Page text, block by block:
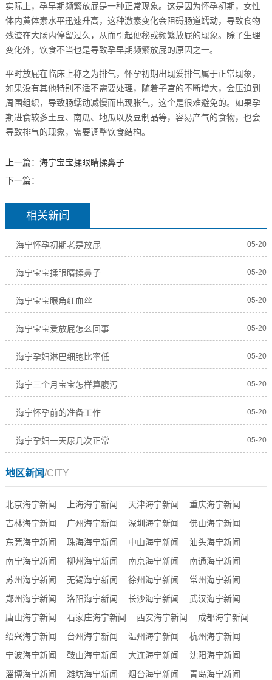
实际上，孕早期频繁放屁是一种正常现象。这是因为怀孕初期，女性
体内黄体素水平迅速升高，这种激素变化会阻碍肠道蠕动，导致食物
残渣在大肠内停留过久，从而引起便秘或频繁放屁的现象。除了生理
变化外，饮食不当也是导致孕早期频繁放屁的原因之一。
平时放屁在临床上称之为排气，怀孕初期出现爱排气属于正常现象，
如果没有其他特别不适不需要处理，随着子宫的不断增大，会压迫到
周围组织，导致肠蠕动减慢而出现胀气，这个是很难避免的。如果孕
期进食较多土豆、南瓜、地瓜以及豆制品等，容易产气的食物，也会
导致排气的现象，需要调整饮食结构。
上一篇： 海宁宝宝揉眼睛揉鼻子
下一篇：
相关新闻
海宁怀孕初期老是放屁 05-20
海宁宝宝揉眼睛揉鼻子 05-20
海宁宝宝眼角红血丝 05-20
海宁宝宝爱放屁怎么回事 05-20
海宁孕妇淋巴细胞比率低 05-20
海宁三个月宝宝怎样算腹泻 05-20
海宁怀孕前的准备工作 05-20
海宁孕妇一天尿几次正常 05-20
地区新闻/CITY
北京海宁新闻 上海海宁新闻 天津海宁新闻
重庆海宁新闻
吉林海宁新闻
广州海宁新闻 深圳海宁新闻
佛山海宁新闻
东莞海宁新闻
珠海海宁新闻 中山海宁新闻
汕头海宁新闻
南宁海宁新闻
柳州海宁新闻 南京海宁新闻
南通海宁新闻
苏州海宁新闻
无锡海宁新闻 徐州海宁新闻
常州海宁新闻
郑州海宁新闻
洛阳海宁新闻 长沙海宁新闻
武汉海宁新闻
唐山海宁新闻
石家庄海宁新闻 西安海宁新闻
成都海宁新闻
绍兴海宁新闻
台州海宁新闻 温州海宁新闻
杭州海宁新闻
宁波海宁新闻
鞍山海宁新闻 大连海宁新闻
沈阳海宁新闻
淄博海宁新闻
潍坊海宁新闻 烟台海宁新闻 青岛海宁新闻